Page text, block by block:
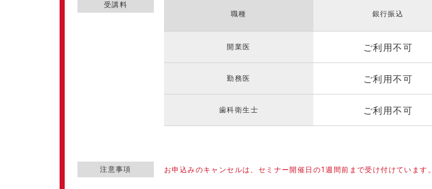
受講料
職種
銀行振込
開業医 ご利用不可
勤務医 ご利用不可
歯科衛生士 ご利用不可
注意事項 お申込みのキャンセルは、セミナー開催日の1週間前まで受け付けています。